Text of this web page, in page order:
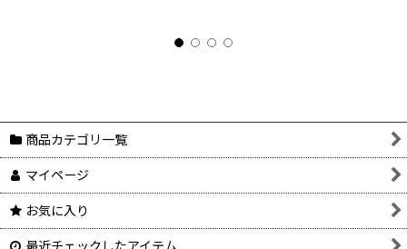
商品カテゴリ一覧
マイページ
お気に入り